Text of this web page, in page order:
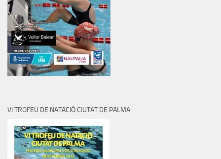
VI TROFEU DE NATACIÓ CIUTAT DE PALMA